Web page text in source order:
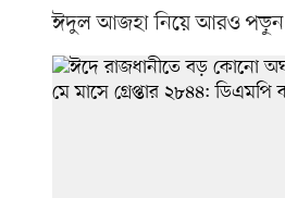
ঈদুল আজহা নিয়ে আরও পড়ুন